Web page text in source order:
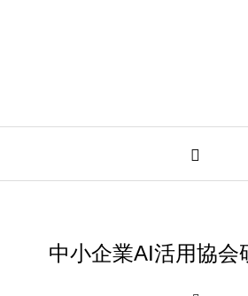
中小企業AI活用協会